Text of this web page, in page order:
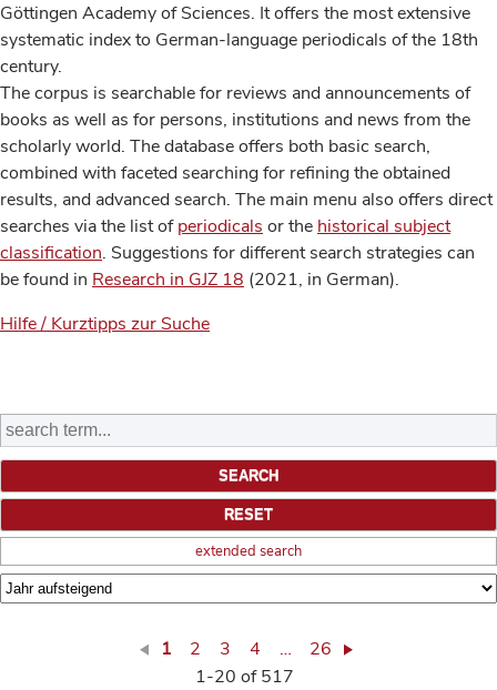
Göttingen Academy of Sciences. It offers the most extensive
systematic index to German-language periodicals of the 18th
century.
The corpus is searchable for reviews and announcements of
books as well as for persons, institutions and news from the
scholarly world. The database offers both basic search,
combined with faceted searching for refining the obtained
results, and advanced search. The main menu also offers direct
searches via the list ofperiodicals or the historical subject
classification. Suggestions for different search strategies can
be found in Research in GJZ 18 (2021, in German).
Hilfe / Kurztipps zur Suche
extended search
1 2 3 4 …
26
1-20 of 517